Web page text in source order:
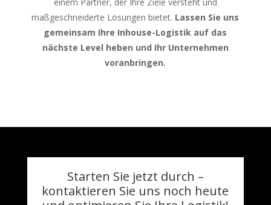
maßgeschneiderte Lösungen bietet. Lassen Sie uns
gemeinsam Ihre Inhouse-Logistik auf das
nächste Level heben und Ihr Unternehmen
voranbringen.
Starten Sie jetzt durch –
kontaktieren Sie uns noch heute